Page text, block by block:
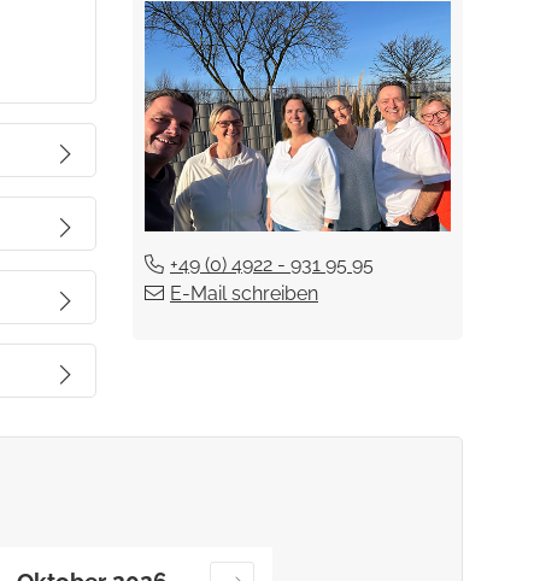
2
109,00 €
+49 (0) 4922 - 931 95 95
E-Mail schreiben